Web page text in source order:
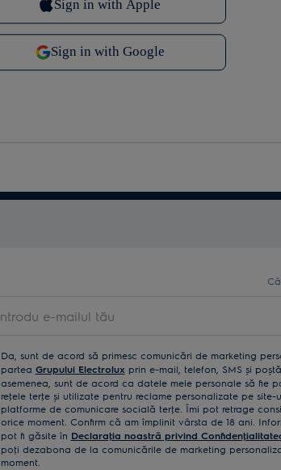
Da, sunt de acord să primesc comunicări de marketing
partea Grupului Electrolux prin e-mail, telefon, SMS și
asemenea, sunt de acord ca datele mele personale să fie
reţele terţe și utilizate pentru reclame personalizate pe site-
platforme de comunicare socială terţe. Îmi pot retrage
orice moment. Confirm că am împlinit vârsta de 18 ani.
pot fi găsite în Declaraţia noastră privind
poţi dezabona de la comunicările de marketing
moment.